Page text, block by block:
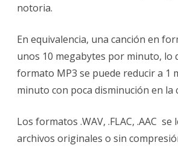
notoria.
En equivalencia, una canción en
unos 10 megabytes por minuto, lo
formato MP3 se puede reducir a 1
minuto con poca disminución en la
Los formatos .WAV, .FLAC, .AAC se
archivos originales o sin